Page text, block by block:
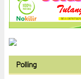
Polling